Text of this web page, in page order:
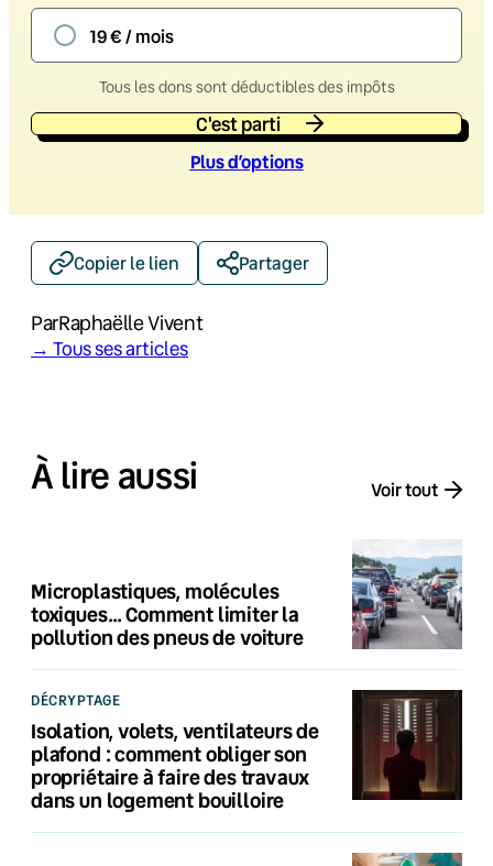
19 € / mois
Tous les dons sont déductibles des impôts
C'est parti
Plus d’options
Copier le lien Partager
ParRaphaëlle Vivent
→ Tous ses articles
À lire aussi Voir tout
Microplastiques, molécules
toxiques… Comment limiter la
pollution des pneus de voiture
DÉCRYPTAGE
Isolation, volets, ventilateurs de
plafond : comment obliger son
propriétaire à faire des travaux
dans un logement bouilloire